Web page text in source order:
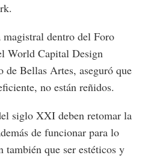
dentro del Foro
World Capital Design
Bellas Artes, aseguró que
no están reñidos.
siglo XXI deben retomar la
de funcionar para lo
también que ser estéticos y